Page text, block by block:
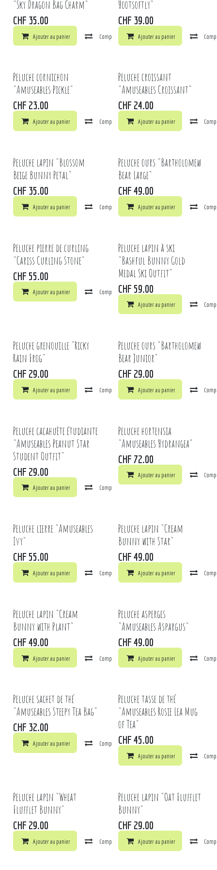
"Sky Dragon Bag Charm"
CHF 35.00
Ajouter au panier Comparer Ajouter à la liste de souhaits
Hootsoftly"
CHF 39.00
Ajouter au panier
Peluche cornichon
"Amuseables Pickle"
CHF 23.00
Ajouter au panier Comparer Ajouter à la liste de souhaits
Peluche croissant
"Amuseables Croissant"
CHF 24.00
Ajouter au panier
Peluche lapin "Blossom
Beige Bunny Petal"
CHF 35.00
Ajouter au panier Comparer Ajouter à la liste de souhaits
Peluche ours "Bartholomew
Bear Large"
CHF 49.00
Ajouter au panier
Peluche pierre de curling
"Cariss Curling Stone"
CHF 55.00
Ajouter au panier Comparer Ajouter à la liste de souhaits
Peluche lapin à ski
"Bashful Bunny Gold
Medal Ski Outfit"
CHF 59.00
Ajouter au panier
Peluche grenouille "Ricky
Rain Frog"
CHF 29.00
Ajouter au panier Comparer Ajouter à la liste de souhaits
Peluche ours "Bartholomew
Bear Junior"
CHF 29.00
Ajouter au panier
Peluche cacahuète étudiante
"Amuseables Peanut Star
Student Outfit"
CHF 29.00
Ajouter au panier Comparer
Peluche hortensia
"Amuseables Hydrangea"
CHF 72.00
Ajouter au panier
Peluche lierre "Amuseables
Ivy"
CHF 55.00
Ajouter au panier Comparer Ajouter à la liste de souhaits
Peluche lapin "Cream
Bunny with Star"
CHF 49.00
Ajouter au panier
Peluche lapin "Cream
Bunny with Plant"
CHF 49.00
Ajouter au panier Comparer Ajouter à la liste de souhaits
Peluche asperges
"Amuseables Aspargus"
CHF 49.00
Ajouter au panier
Peluche sachet de thé
"Amuseables Steepy Tea Bag"
CHF 32.00
Ajouter au panier Comparer Ajouter à la liste de souhaits
Peluche tasse de thé
"Amuseables Rosie Lea Mug
of Tea"
CHF 45.00
Ajouter au panier
Peluche lapin "Wheat
Flufflet Bunny"
CHF 29.00
Ajouter au panier Comparer Ajouter à la liste de souhaits
Peluche lapin "Oat Flufflet
Bunny"
CHF 29.00
Ajouter au panier